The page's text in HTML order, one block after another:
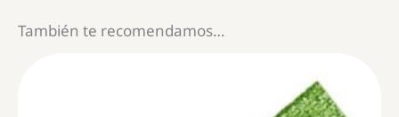
También te recomendamos…